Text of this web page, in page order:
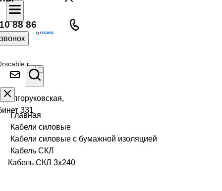
88 86
331
Главная
Кабели силовые
Кабели силовые с бумажной изоляцией
Кабель СКЛ
Кабель СКЛ 3х240